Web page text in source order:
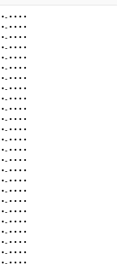
•- • • • •
•- • • • •
•- • • • •
•- • • • •
•- • • • •
•- • • • •
•- • • • •
•- • • • •
•- • • • •
•- • • • •
•- • • • •
•- • • • •
•- • • • •
•- • • • •
•- • • • •
•- • • • •
•- • • • •
•- • • • •
•- • • • •
•- • • • •
•- • • • •
•- • • • •
•- • • • •
•- • • • •